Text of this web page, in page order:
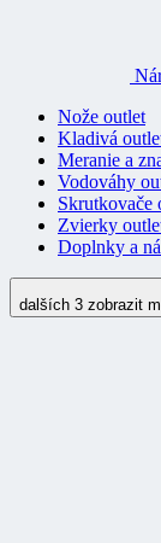
Nože outlet
Kladivá
Meranie a
Vodováhy
Skrutkovače
Zvierky
Doplnky a
dalších 3 zobrazit